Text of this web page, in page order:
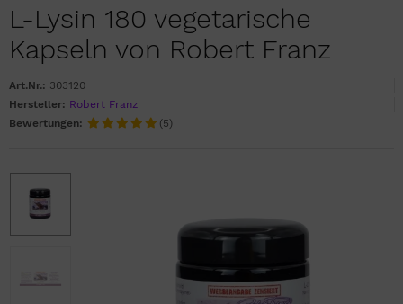
L-Lysin 180 vegetarische
Kapseln von Robert Franz
Art.Nr.: 303120
Hersteller: Robert Franz
Bewertungen:
(5)